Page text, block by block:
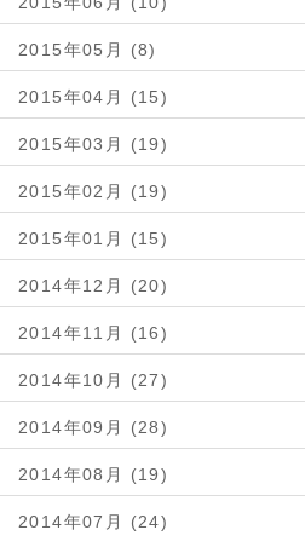
2015年05月 (8)
2015年04月 (15)
2015年03月 (19)
2015年02月 (19)
2015年01月 (15)
2014年12月 (20)
2014年11月 (16)
2014年10月 (27)
2014年09月 (28)
2014年08月 (19)
2014年07月 (24)